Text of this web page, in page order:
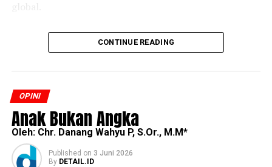
Indonesia memahami bahwa tantangan tersebut tidak
dapat dijawab hanya melalui kebijakan konservasi
dengan mekanisme ekonomi. Dari sinilah konsep Nilai
Ekonomi Karbon (NEK) berkembang, yaitu upaya
memberikan insentif ekonomi kepada kegiatan yang
terbukti mampu mengurangi atau menghindari emisi
gas rumah kaca. Gagasan ini tidak dimaksudkan untuk
“menjual udara” atau mengomersialkan hutan,
CONTINUE READING
OPINI
Anak Bukan Angka
Oleh: Chr. Danang Wahyu P, S.Or., M.M*
Published on 3 Juni 2026
By DETAIL.ID